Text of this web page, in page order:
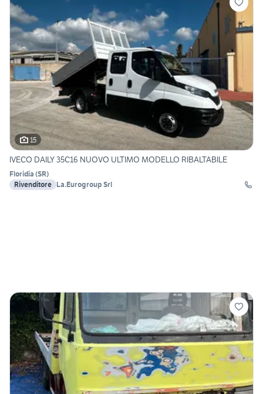
15
IVECO DAILY 35C16 NUOVO ULTIMO MODELLO RIBALTABILE
Floridia (SR)
Rivenditore La.Eurogroup Srl